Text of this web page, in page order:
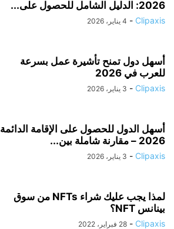
2026: الدليل الشامل للحصول على...
Clipaxis
- 4 يناير، 2026
أسهل دول تمنح تأشيرة عمل بسرعة
للعرب في 2026
Clipaxis
- 3 يناير، 2026
أسهل الدول للحصول على الإقامة الدائمة
2026 – مقارنة شاملة بين...
Clipaxis
- 3 يناير، 2026
لمذا يجب عليك شراء NFTs من سوق
بينانس NFT؟
Clipaxis
- 28 فبراير، 2022